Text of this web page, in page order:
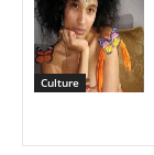
Culture